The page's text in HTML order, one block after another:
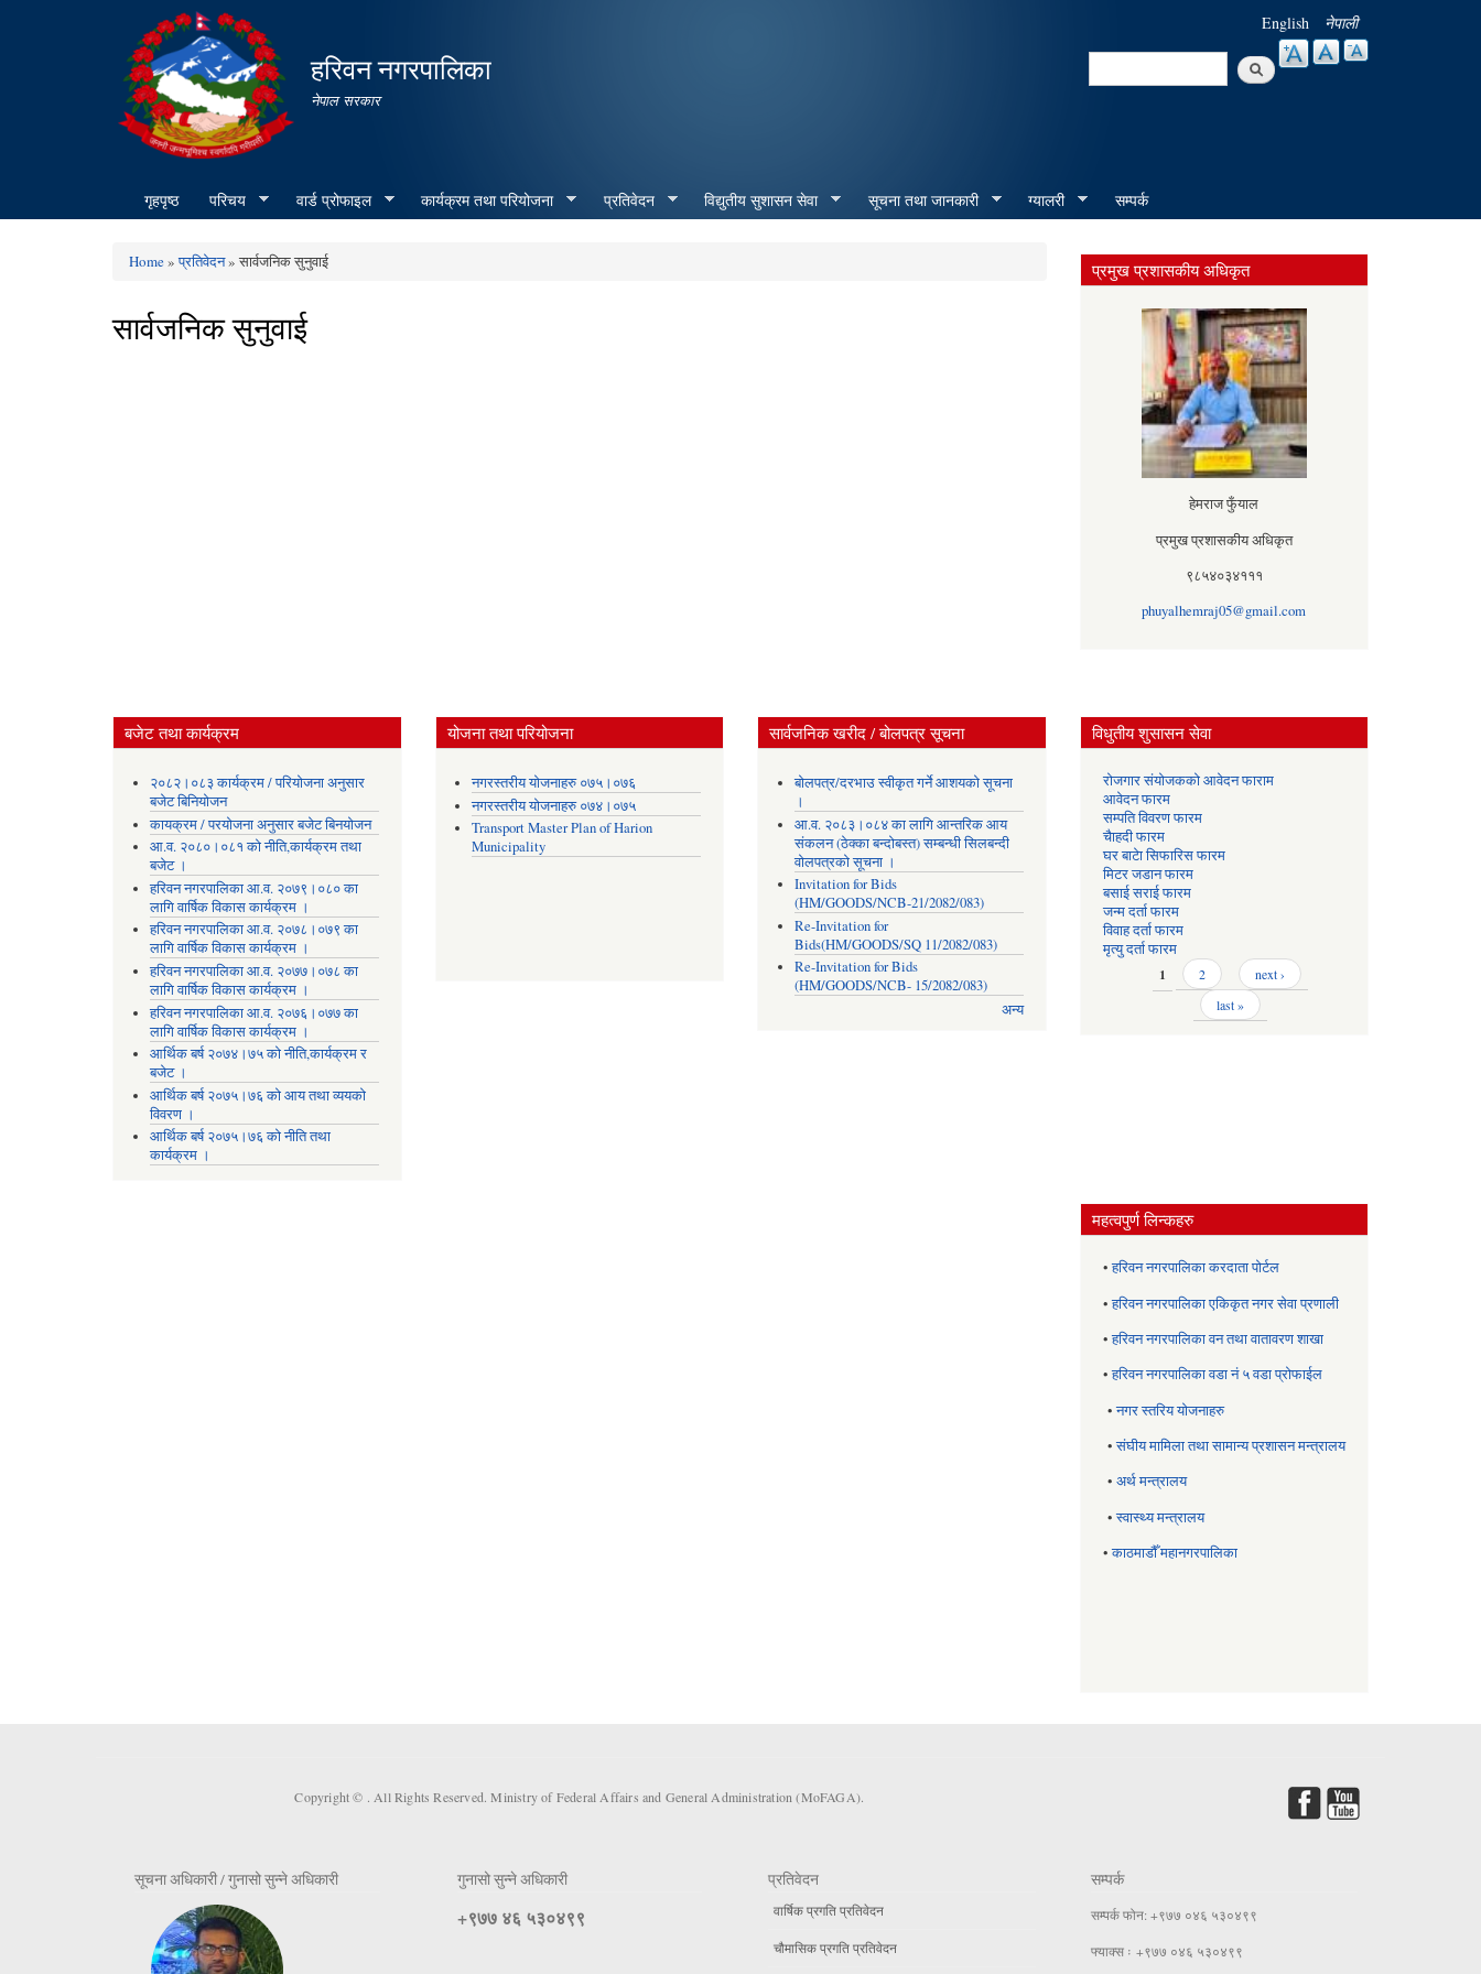
हरिवन नगरपालिका
नेपाल सरकार
English नेपाली
Search
गृहपृष्ठ परिचय वार्ड प्रोफाइल कार्यक्रम तथा परियोजना प्रतिवेदन विद्युतीय सुशासन सेवा सूचना तथा जानकारी ग्यालरी सम्पर्क
You are here
Home»प्रतिवेदन» सार्वजनिक सुनुवाई
सार्वजनिक सुनुवाई
प्रमुख प्रशासकीय अधिकृत
हेमराज फुँयाल
प्रमुख प्रशासकीय अधिकृत
९८५४०३४१११
phuyalhemraj05@gmail.com
बजेट तथा कार्यक्रम
२०८२।०८३ कार्यक्रम / परियोजना अनुसार
बजेट बिनियोजन
कायक्रम / परयोजना अनुसार बजेट बिनयोजन
आ.व. २०८०।०८१ को नीति,कार्यक्रम तथा
बजेट ।
हरिवन नगरपालिका आ‍.व. २०७९।०८० का
लागि वार्षिक विकास कार्यक्रम ।
हरिवन नगरपालिका आ‍.व. २०७८।०७९ का
लागि वार्षिक विकास कार्यक्रम ।
हरिवन नगरपालिका आ‍.व. २०७७।०७८ का
लागि वार्षिक विकास कार्यक्रम ।
हरिवन नगरपालिका आ‍.व. २०७६।०७७ का
लागि वार्षिक विकास कार्यक्रम ।
आर्थिक बर्ष २०७४।७५ को नीति,कार्यक्रम र
बजेट ।
आर्थिक बर्ष २०७५।७६ को आय तथा व्ययकाे
विवरण ।
आर्थिक बर्ष २०७५।७६ को नीति तथा
कार्यक्रम ।
योजना तथा परियोजना
नगरस्तरीय योजनाहरु ०७५।०७६
नगरस्तरीय योजनाहरु ०७४।०७५
Transport Master Plan of Harion
Municipality
सार्वजनिक खरीद / बोलपत्र सूचना
बोलपत्र/दरभाउ स्वीकृत गर्ने आशयको सूचना
।
आ.व. २०८३।०८४ का लागि आन्तरिक आय
संकलन (ठेक्का बन्दोबस्त) सम्बन्धी सिलबन्दी
वोलपत्रको सूचना ।
Invitation for Bids
(HM/GOODS/NCB-21/2082/083)
Re-Invitation for
Bids(HM/GOODS/SQ 11/2082/083)
Re-Invitation for Bids
(HM/GOODS/NCB- 15/2082/083)
अन्य
विधुतीय शुसासन सेवा
रोजगार संयोजकको आवेदन फाराम
आवेदन फारम
सम्पति विवरण फारम
चैाहदी फारम
घर बाटेा सिफारिस फारम
मिटर जडान फारम
बसाई सराई फारम
जन्म दर्ता फारम
विवाह दर्ता फारम
मृत्यु दर्ता फारम
1 2
next ›
last »
महत्वपुर्ण लिन्कहरु
•हरिवन नगरपालिका करदाता पोर्टल
•हरिवन नगरपालिका एकिकृत नगर सेवा प्रणाली
•हरिवन नगरपालिका वन तथा वातावरण शाखा
•हरिवन नगरपालिका वडा नं ५ वडा प्रोफाईल
•नगर स्तरिय याेजनाहरु
•संघीय मामिला तथा सामान्य प्रशासन मन्त्रालय
• अर्थ मन्त्रालय
•स्वास्थ्य मन्त्रालय
•काठमाडौँ महानगरपालिका
Copyright © . All Rights Reserved. Ministry of Federal Affairs and General Administration (MoFAGA).
सूचना अधिकारी / गुनासो सुन्ने अधिकारी गुनासो सुन्ने अधिकारी
+९७७ ४६ ५३०४९९
प्रतिवेदन
वार्षिक प्रगति प्रतिवेदन
चौमासिक प्रगति प्रतिवेदन
सम्पर्क
सम्पर्क फोन: +९७७ ०४६ ५३०४९९
फ्याक्स ः +९७७ ०४६ ५३०४९९